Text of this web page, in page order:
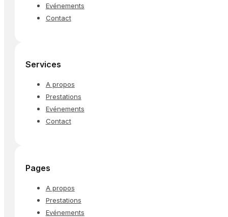
Evénements
Contact
Services
A propos
Prestations
Evénements
Contact
Pages
A propos
Prestations
Evénements